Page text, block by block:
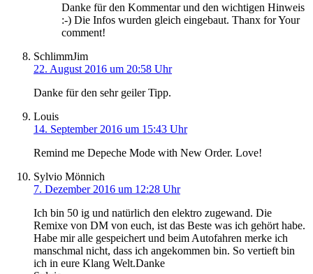
Danke für den Kommentar und den wichtigen Hinweis
:-) Die Infos wurden gleich eingebaut. Thanx for Your
comment!
SchlimmJim
22. August 2016 um 20:58 Uhr
Danke für den sehr geiler Tipp.
Louis
14. September 2016 um 15:43 Uhr
Remind me Depeche Mode with New Order. Love!
Sylvio Mönnich
7. Dezember 2016 um 12:28 Uhr
Ich bin 50 ig und natürlich den elektro zugewand. Die
Remixe von DM von euch, ist das Beste was ich gehört habe.
Habe mir alle gespeichert und beim Autofahren merke ich
manschmal nicht, dass ich angekommen bin. So vertieft bin
ich in eure Klang Welt.Danke